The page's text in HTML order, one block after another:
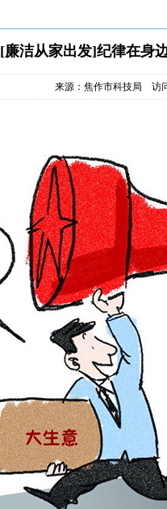
[廉洁从家出发]纪律在身
来源：焦作市科技局 访